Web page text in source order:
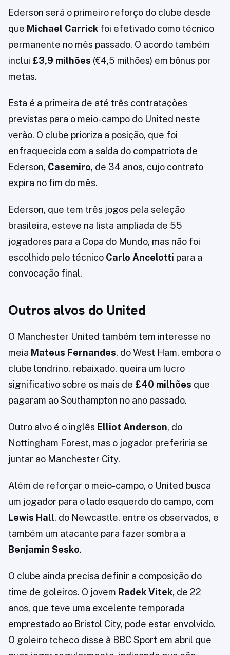
Ederson será o primeiro reforço do clube desde
que Michael Carrick foi efetivado como técnico
permanente no mês passado. O acordo também
inclui £3,9 milhões (€4,5 milhões) em bônus por
metas.
Esta é a primeira de até três contratações
previstas para o meio-campo do United neste
verão. O clube prioriza a posição, que foi
enfraquecida com a saída do compatriota de
Ederson, Casemiro, de 34 anos, cujo contrato
expira no fim do mês.
Ederson, que tem três jogos pela seleção
brasileira, esteve na lista ampliada de 55
jogadores para a Copa do Mundo, mas não foi
escolhido pelo técnico Carlo Ancelotti para a
convocação final.
Outros alvos do United
O Manchester United também tem interesse no
meia Mateus Fernandes, do West Ham, embora o
clube londrino, rebaixado, queira um lucro
significativo sobre os mais de £40 milhões que
pagaram ao Southampton no ano passado.
Outro alvo é o inglês Elliot Anderson, do
Nottingham Forest, mas o jogador preferiria se
juntar ao Manchester City.
Além de reforçar o meio-campo, o United busca
um jogador para o lado esquerdo do campo, com
Lewis Hall, do Newcastle, entre os observados, e
também um atacante para fazer sombra a
Benjamin Sesko.
O clube ainda precisa definir a composição do
time de goleiros. O jovem Radek Vitek, de 22
anos, que teve uma excelente temporada
emprestado ao Bristol City, pode estar envolvido.
O goleiro tcheco disse à BBC Sport em abril que